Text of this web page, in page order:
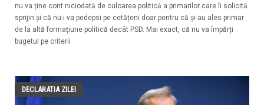
nu va ține cont niciodată de culoarea politică a primarilor care îi solicită
sprijin și că nu-i va pedepsi pe cetățeni doar pentru că și-au ales primar
de la altă formațiune politică decât PSD. Mai exact, că nu va împărți
bugetul pe criterii
DECLARATIA ZILEI